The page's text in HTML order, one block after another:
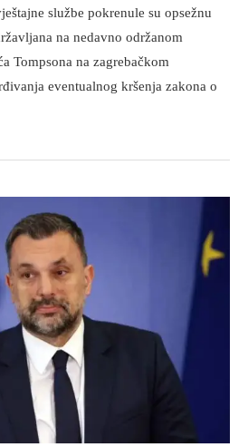
službe pokrenule su opsežnu
na nedavno održanom
Tompsona na zagrebačkom
eventualnog kršenja zakona o